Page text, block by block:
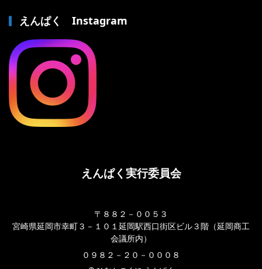
えんぱく Instagram
えんぱく実行委員会
〒８８２－００５３
宮崎県延岡市幸町３－１０１延岡駅西口街区ビル３階（延岡商工
会議所内）
０９８２－２０－０００８